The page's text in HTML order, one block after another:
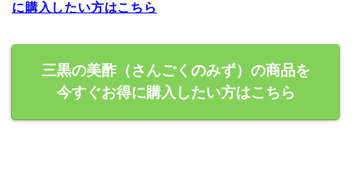
に購入したい方はこちら
三黒の美酢（さんごくのみず）の商品を
今すぐお得に購入したい方はこちら